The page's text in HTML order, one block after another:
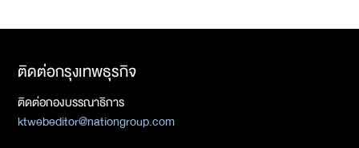
ติดต่อกรุงเทพธุรกิจ
ติดต่อกองบรรณาธิการ
ktwebeditor@nationgroup.com